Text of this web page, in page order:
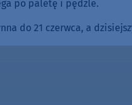
po paletę i pędzle.
do 21 czerwca, a